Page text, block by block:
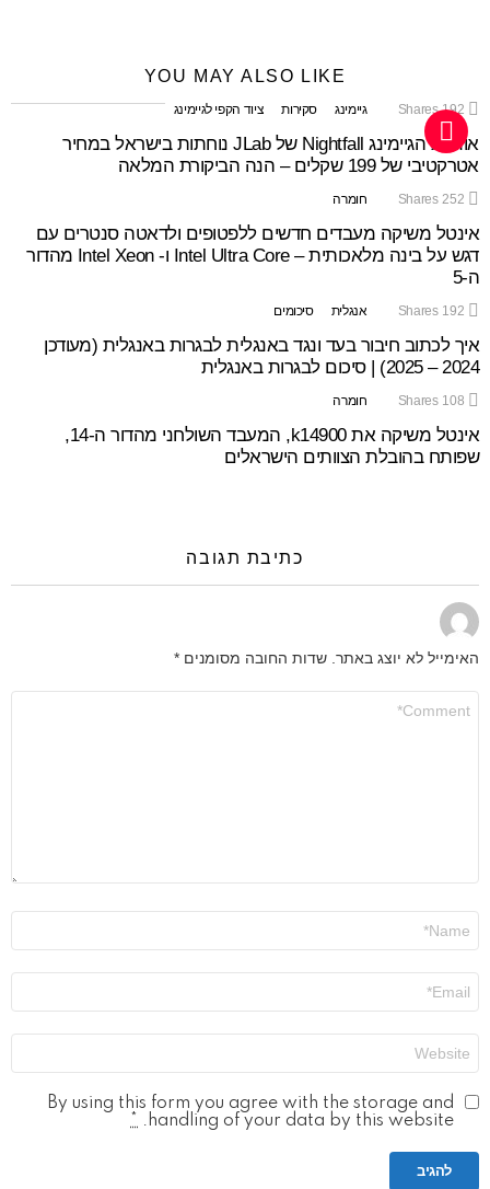
YOU MAY ALSO LIKE
192
Shares גיימינג סקירות ציוד הקפי לגיימינג
אוזניות הגיימינג Nightfall של JLab נוחתות בישראל במחיר
אטרקטיבי של 199 שקלים – הנה הביקורת המלאה
252
Shares חומרה
אינטל משיקה מעבדים חדשים ללפטופים ולדאטה סנטרים עם
דגש על בינה מלאכותית – Intel Ultra Core ו- Intel Xeon מהדור
ה-5
192
Shares אנגלית סיכומים
איך לכתוב חיבור בעד ונגד באנגלית לבגרות באנגלית (מעודכן
2024 – 2025) | סיכום לבגרות באנגלית
108
Shares חומרה
אינטל משיקה את k14900, המעבד השולחני מהדור ה-14,
שפותח בהובלת הצוותים הישראלים
כתיבת תגובה
האימייל לא יוצג באתר. שדות החובה מסומנים *
שלך
By using this form you agree with the storage and
handling of your data by this website.